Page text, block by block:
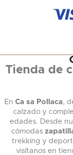
Tienda de
En Ca sa Pollaca,
calzado y
edades. Desde
cómodas
trekking y
visítanos en